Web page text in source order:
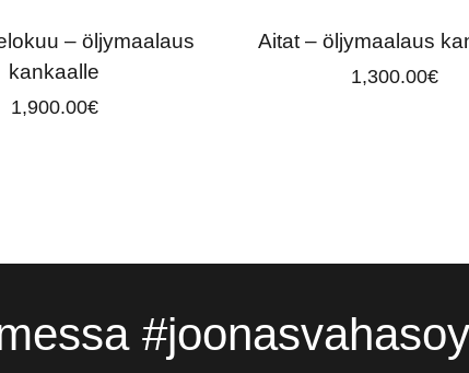
– öljymaalaus
kankaalle
1,900.00€
Aitat – öljymaalaus
1,300.00€